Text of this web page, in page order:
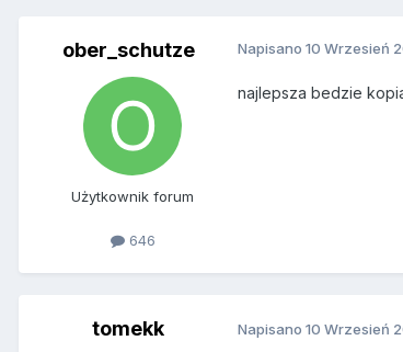
ober_schutze
Użytkownik forum
646
Napisano 10 Wrzesień
najlepsza bedzie
tomekk Napisano 10 Wrzesień